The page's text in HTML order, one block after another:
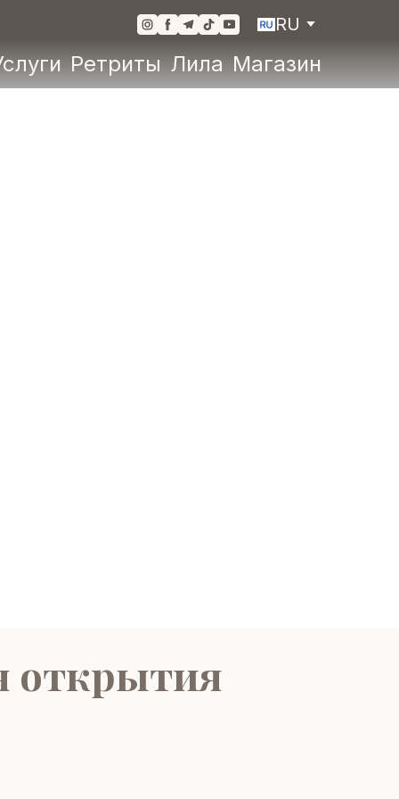
RU
Ретриты Лила Магазин
открытия